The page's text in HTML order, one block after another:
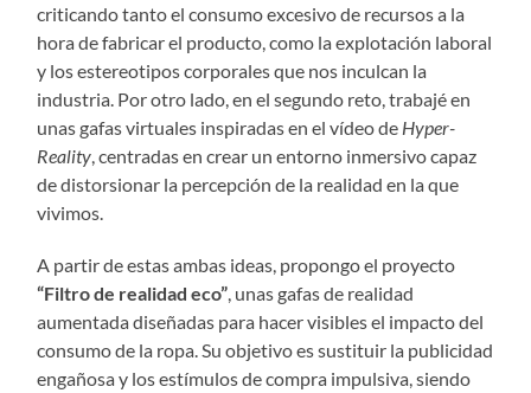
criticando tanto el consumo excesivo de recursos a la
hora de fabricar el producto, como la explotación laboral
y los estereotipos corporales que nos inculcan la
industria. Por otro lado, en el segundo reto, trabajé en
unas gafas virtuales inspiradas en el vídeo de Hyper-
Reality , centradas en crear un entorno inmersivo capaz
de distorsionar la percepción de la realidad en la que
vivimos.
A partir de estas ambas ideas, propongo el proyecto
“Filtro de realidad eco” , unas gafas de realidad
aumentada diseñadas para hacer visibles el impacto del
consumo de la ropa. Su objetivo es sustituir la publicidad
engañosa y los estímulos de compra impulsiva, siendo